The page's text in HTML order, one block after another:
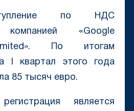
по НДС
компанией «Google
По итогам
I квартал этого года
85 тысяч евро.
является